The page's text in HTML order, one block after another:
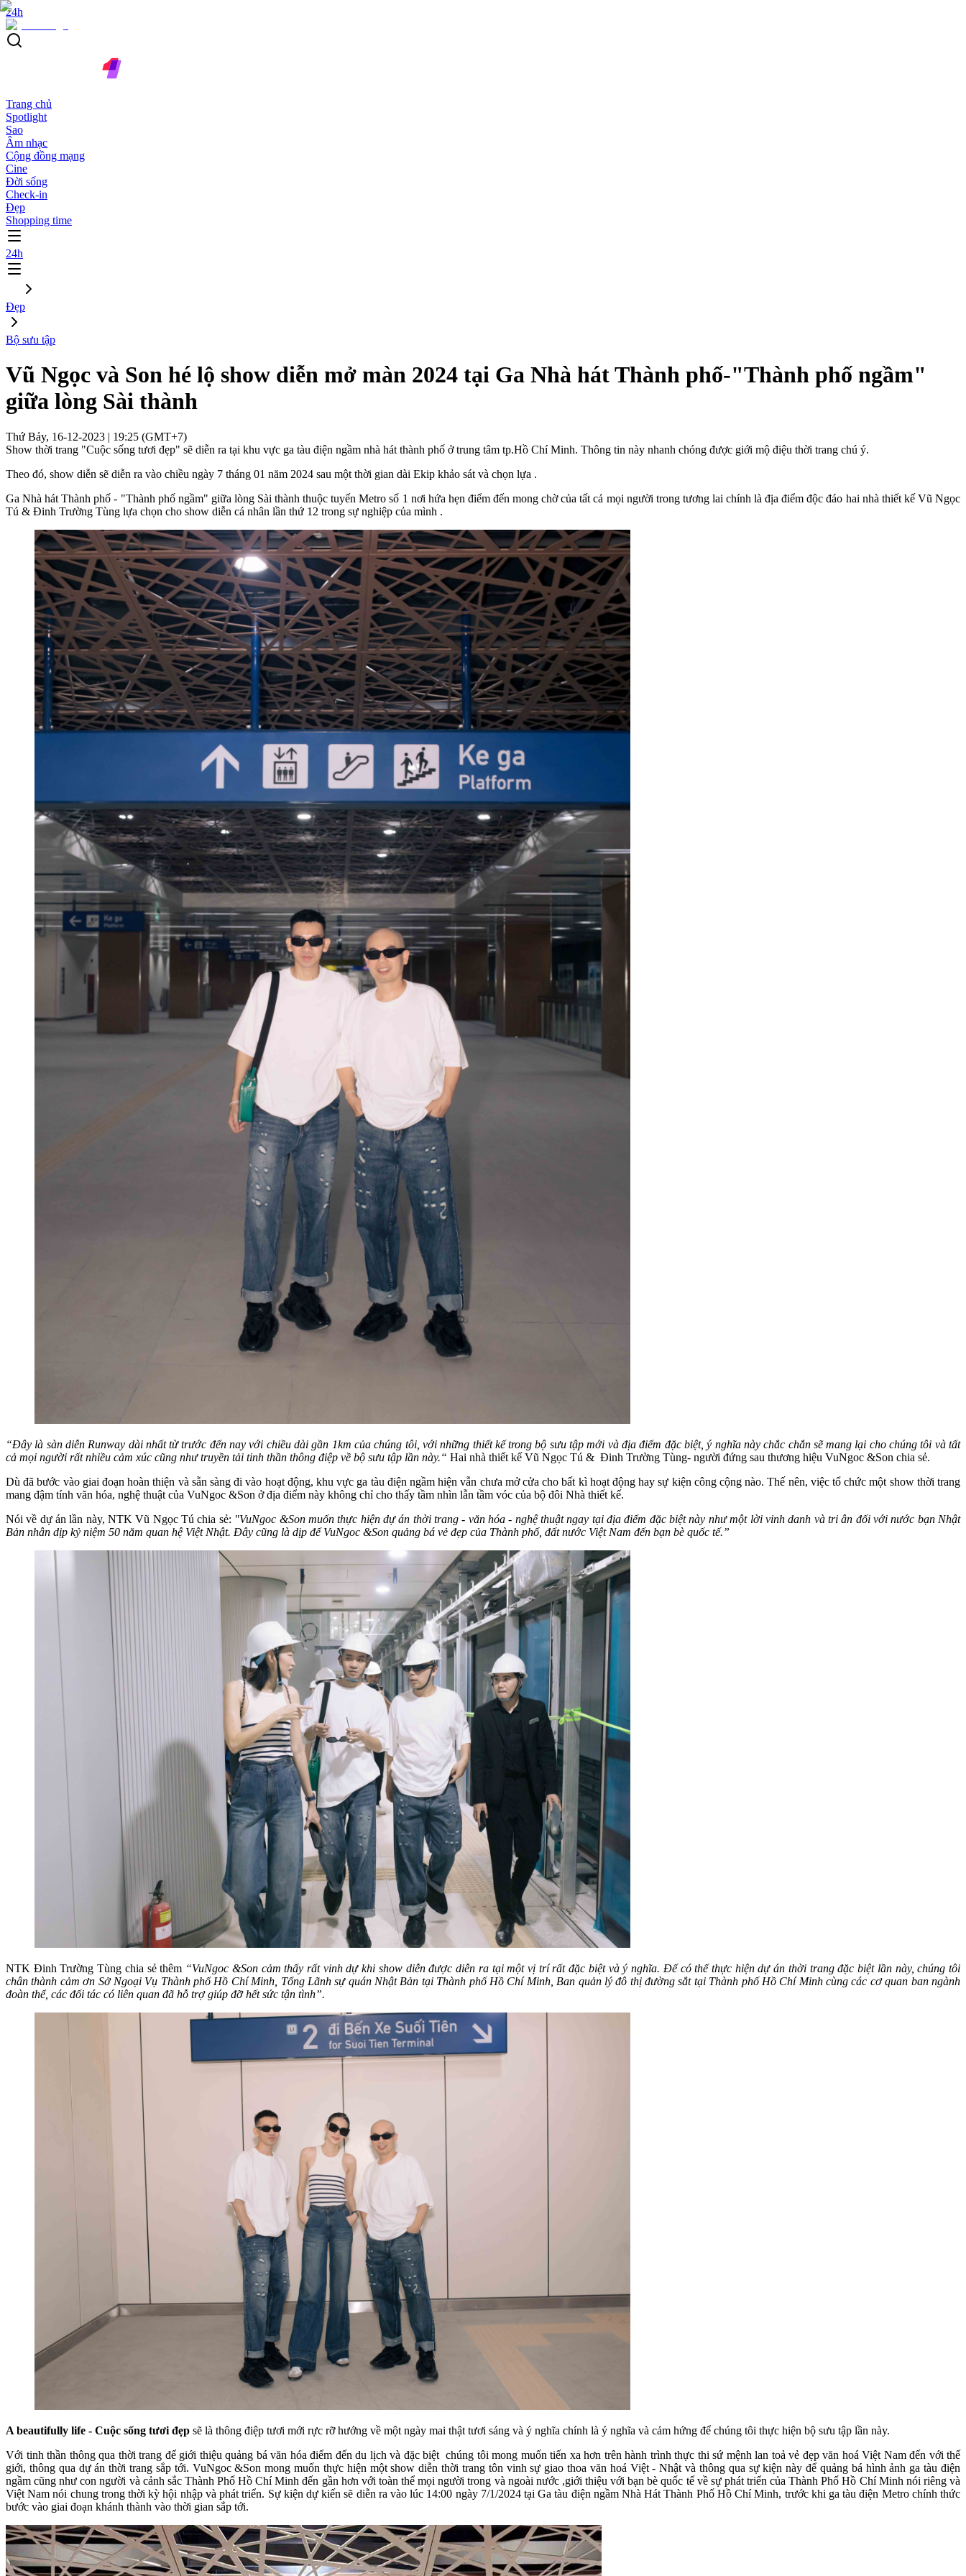
24h
Trang chủ
Spotlight
Sao
Âm nhạc
Cộng đồng mạng
Cine
Đời sống
Check-in
Đẹp
Shopping time
24h
Đẹp
Bộ sưu tập
Vũ Ngọc và Son hé lộ show diễn mở màn 2024 tại Ga Nhà hát Thành phố-"Thành phố ngầm"
giữa lòng Sài thành
Thứ Bảy, 16-12-2023 | 19:25 (GMT+7)
Show thời trang "Cuộc sống tươi đẹp" sẽ diễn ra tại khu vực ga tàu điện ngầm nhà hát thành phố ở trung tâm tp.Hồ Chí Minh. Thông tin này nhanh chóng được giới mộ điệu thời trang chú ý.
Theo đó, show diễn sẽ diễn ra vào chiều ngày 7 tháng 01 năm 2024 sau một thời gian dài Ekip khảo sát và chọn lựa .
Ga Nhà hát Thành phố - "Thành phố ngầm" giữa lòng Sài thành thuộc tuyến Metro số 1 nơi hứa hẹn điểm đến mong chờ của tất cả mọi người trong tương lai chính là địa điểm độc đáo hai nhà thiết kế Vũ Ngọc
Tú & Đinh Trường Tùng lựa chọn cho show diễn cá nhân lần thứ 12 trong sự nghiệp của mình .
“Đây là sàn diễn Runway dài nhất từ trước đến nay với chiều dài gần 1km của chúng tôi, với những thiết kế trong bộ sưu tập mới và địa điểm đặc biệt, ý nghĩa này chắc chắn sẽ mang lại cho chúng tôi và tất
cả mọi người rất nhiều cảm xúc cũng như truyền tải tinh thần thông điệp về bộ sưu tập lần này.“ Hai nhà thiết kế Vũ Ngọc Tú & Đinh Trường Tùng- người đứng sau thương hiệu VuNgoc &Son chia sẻ.
Dù đã bước vào giai đoạn hoàn thiện và sẵn sàng đi vào hoạt động, khu vực ga tàu điện ngầm hiện vẫn chưa mở cửa cho bất kì hoạt động hay sự kiện công cộng nào. Thế nên, việc tổ chức một show thời trang
mang đậm tính văn hóa, nghệ thuật của VuNgoc &Son ở địa điểm này không chỉ cho thấy tầm nhìn lẫn tầm vóc của bộ đôi Nhà thiết kế.
Nói về dự án lần này, NTK Vũ Ngọc Tú chia sẻ: "VuNgoc &Son muốn thực hiện dự án thời trang - văn hóa - nghệ thuật ngay tại địa điểm đặc biệt này như một lời vinh danh và tri ân đối với nước bạn Nhật
Bản nhân dịp kỷ niệm 50 năm quan hệ Việt Nhật. Đây cũng là dịp để VuNgoc &Son quảng bá vẻ đẹp của Thành phố, đất nước Việt Nam đến bạn bè quốc tế.”
NTK Đinh Trường Tùng chia sẻ thêm “VuNgoc &Son cảm thấy rất vinh dự khi show diễn được diễn ra tại một vị trí rất đặc biệt và ý nghĩa. Để có thể thực hiện dự án thời trang đặc biệt lần này, chúng tôi
chân thành cảm ơn Sở Ngoại Vụ Thành phố Hồ Chí Minh, Tổng Lãnh sự quán Nhật Bản tại Thành phố Hồ Chí Minh, Ban quản lý đô thị đường sắt tại Thành phố Hồ Chí Minh cùng các cơ quan ban ngành
đoàn thể, các đối tác có liên quan đã hỗ trợ giúp đỡ hết sức tận tình”.
A beautifully life - Cuộc sống tươi đẹp sẽ là thông điệp tươi mới rực rỡ hướng về một ngày mai thật tươi sáng và ý nghĩa chính là ý nghĩa và cảm hứng để chúng tôi thực hiện bộ sưu tập lần này.
Với tinh thần thông qua thời trang để giới thiệu quảng bá văn hóa điểm đến du lịch và đặc biệt chúng tôi mong muốn tiến xa hơn trên hành trình thực thi sứ mệnh lan toả vẻ đẹp văn hoá Việt Nam đến với thế
giới, thông qua dự án thời trang sắp tới. VuNgoc &Son mong muốn thực hiện một show diễn thời trang tôn vinh sự giao thoa văn hoá Việt - Nhật và thông qua sự kiện này để quảng bá hình ảnh ga tàu điện
ngầm cũng như con người và cảnh sắc Thành Phố Hồ Chí Minh đến gần hơn với toàn thể mọi người trong và ngoài nước ,giới thiệu với bạn bè quốc tế về sự phát triển của Thành Phố Hồ Chí Minh nói riêng và
Việt Nam nói chung trong thời kỳ hội nhập và phát triển. Sự kiện dự kiến sẽ diễn ra vào lúc 14:00 ngày 7/1/2024 tại Ga tàu điện ngầm Nhà Hát Thành Phố Hồ Chí Minh, trước khi ga tàu điện Metro chính thức
bước vào giai đoạn khánh thành vào thời gian sắp tới.